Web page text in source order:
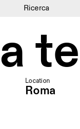
Ricerca
Location
Roma